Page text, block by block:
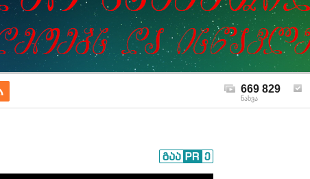
669 829
ნახვა